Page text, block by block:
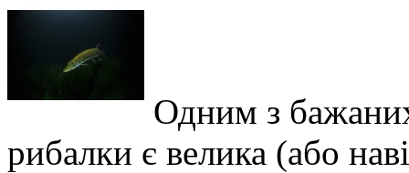
Одним з
рибалки є велика (або